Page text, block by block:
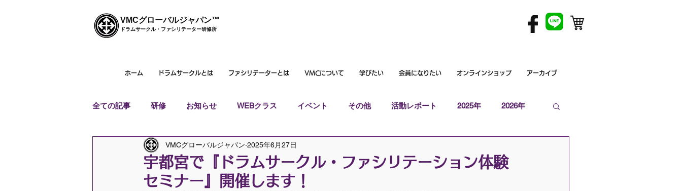
VMCグローバルジャパン™
ドラムサークル・ファシリテーター研修所
ホーム ドラムサークルとは ファシリテーターとは VMCについて 学びたい 会員になりたい オンラインショップ アーカイブ
全ての記事 研修 お知らせ WEBクラス イベント その他 活動レポート 2025年 2026年
宇都宮で『ドラムサークル・ファシリテーション体験
セミナー』開催します！
VMCグローバルジャパン 2025年6月27日